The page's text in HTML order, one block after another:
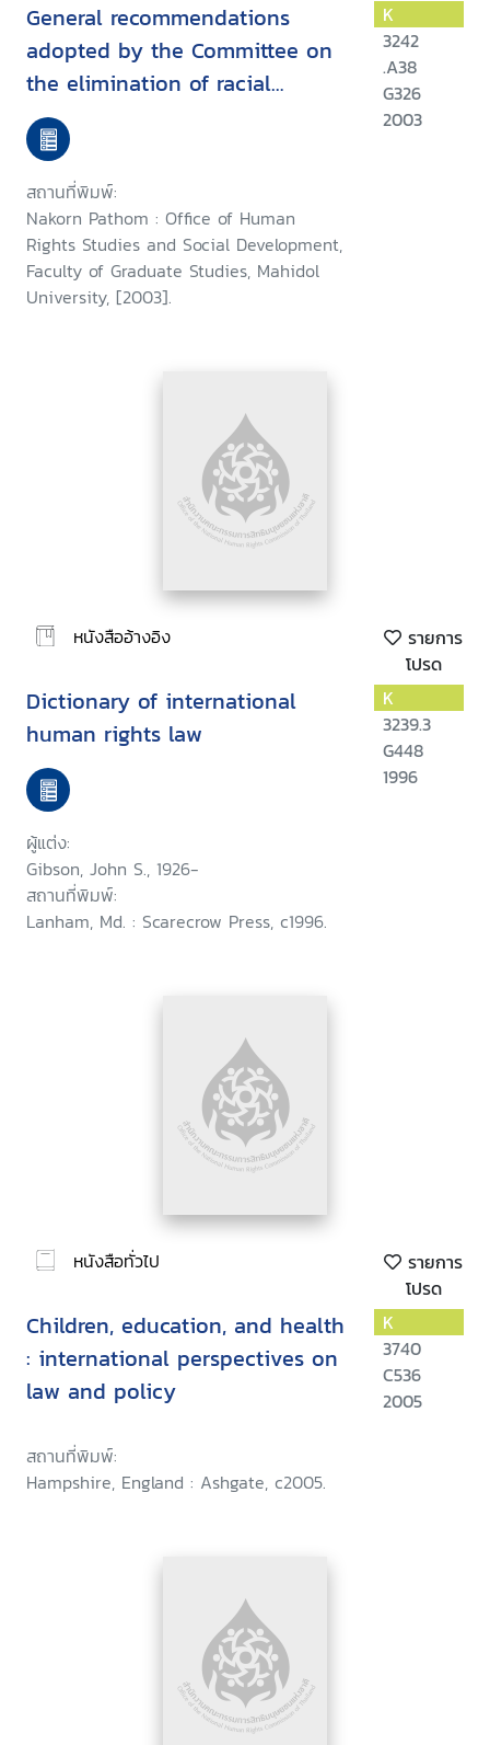
General recommendations
adopted by the Committee on
the elimination of racial
discrimination
สถานที่พิมพ์:
Nakorn Pathom : Office of Human
Rights Studies and Social Development,
Faculty of Graduate Studies, Mahidol
University, [2003].
K
3242
.A38
G326
2003
หนังสืออ้างอิง
รายการ
โปรด
Dictionary of international
human rights law
ผู้แต่ง:
Gibson, John S., 1926-
สถานที่พิมพ์:
Lanham, Md. : Scarecrow Press, c1996.
K
3239.3
G448
1996
หนังสือทั่วไป
รายการ
โปรด
Children, education, and health
: international perspectives on
law and policy
สถานที่พิมพ์:
Hampshire, England : Ashgate, c2005.
K
3740
C536
2005